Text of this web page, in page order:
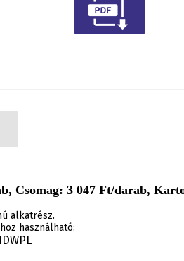
Csomag: 3 047 Ft/darab,
alkatrész.
használható: